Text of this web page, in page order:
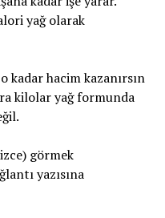
yağ olarak
kadar hacim kazanırsın
kilolar yağ formunda
görmek
yazısına